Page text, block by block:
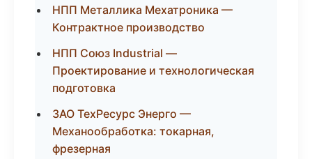
НПП Металлика Мехатроника —
Контрактное производство
НПП Союз Industrial —
Проектирование и технологическая
подготовка
ЗАО ТехРесурс Энерго —
Механообработка: токарная,
фрезерная